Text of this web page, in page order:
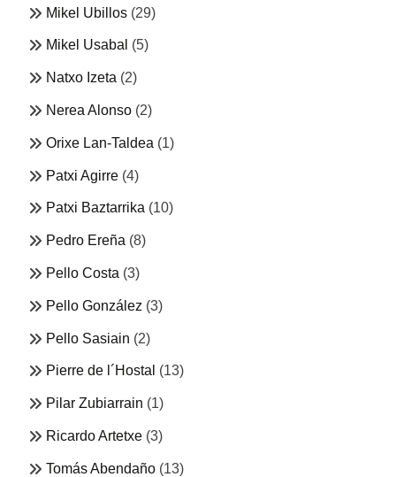
Mikel Ubillos (29)
Mikel Usabal (5)
Natxo Izeta (2)
Nerea Alonso (2)
Orixe Lan-Taldea (1)
Patxi Agirre (4)
Patxi Baztarrika (10)
Pedro Ereña (8)
Pello Costa (3)
Pello González (3)
Pello Sasiain (2)
Pierre de l´Hostal (13)
Pilar Zubiarrain (1)
Ricardo Artetxe (3)
Tomás Abendaño (13)